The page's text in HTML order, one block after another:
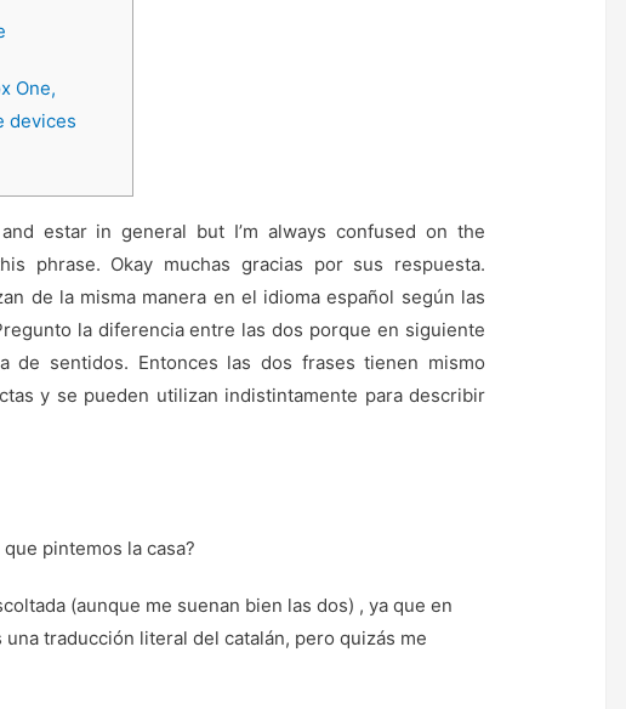
One,
devices
estar in general but I’m always confused on the
phrase. Okay muchas gracias por sus respuesta.
de la misma manera en el idioma español según las
la diferencia entre las dos porque en siguiente
de sentidos. Entonces las dos frases tienen mismo
y se pueden utilizan indistintamente para describir
pintemos la casa?
(aunque me suenan bien las dos) , ya que en
traducción literal del catalán, pero quizás me